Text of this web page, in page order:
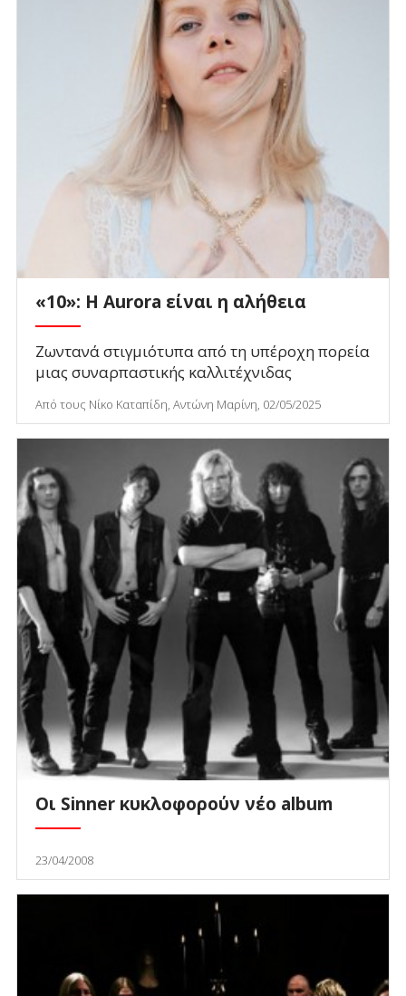
«10»: Η Aurora είναι η αλήθεια
Ζωντανά στιγμιότυπα από τη υπέροχη πορεία
μιας συναρπαστικής καλλιτέχνιδας
Από τους Νίκο Καταπίδη, Αντώνη Μαρίνη, 02/05/2025
Οι Sinner κυκλοφορούν νέο album
23/04/2008